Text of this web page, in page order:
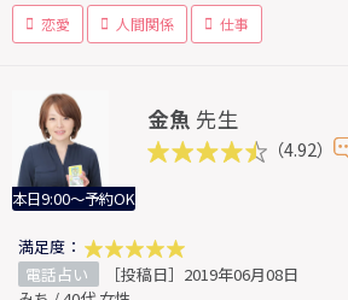
恋愛 人間関係 仕事
本日9:00～予約OK
金魚 先生
（4.92）
満足度：
電話占い
［投稿日］2019年06月08日